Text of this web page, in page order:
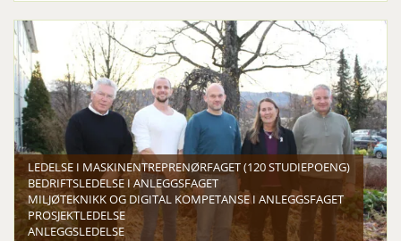
LEDELSE I MASKINENTREPRENØRFAGET (120 STUDIEPOENG)
BEDRIFTSLEDELSE I ANLEGGSFAGET
MILJØTEKNIKK OG DIGITAL KOMPETANSE I ANLEGGSFAGET
PROSJEKTLEDELSE
ANLEGGSLEDELSE